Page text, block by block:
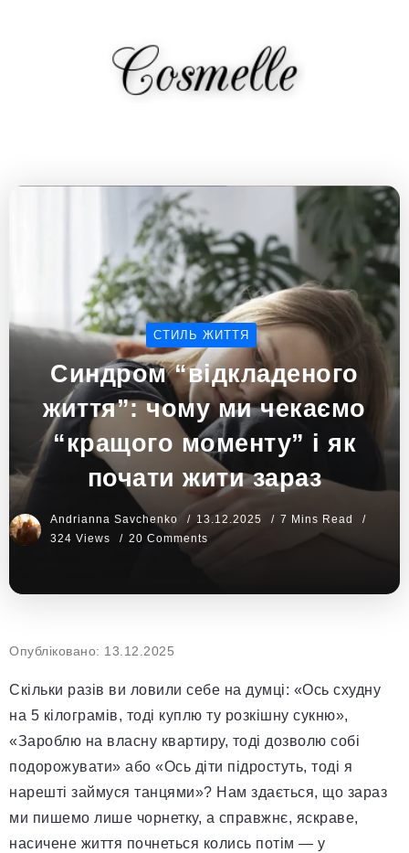
СТИЛЬ ЖИТТЯ
Синдром “відкладеного
життя”: чому ми чекаємо
“кращого моменту” і як
почати жити зараз
Andrianna Savchenko 13.12.2025
7 Mins Read
324 Views
20 Comments
Опубліковано: 13.12.2025
Скільки разів ви ловили себе на думці: «Ось схудну
на 5 кілограмів, тоді куплю ту розкішну сукню»,
«Зароблю на власну квартиру, тоді дозволю собі
подорожувати» або «Ось діти підростуть, тоді я
нарешті займуся танцями»? Нам здається, що зараз
ми пишемо лише чорнетку, а справжнє, яскраве,
насичене життя почнеться колись потім — у